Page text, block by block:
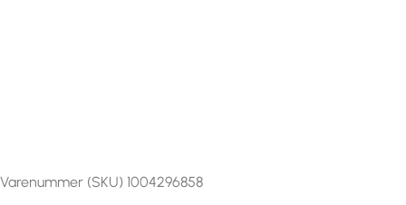
Varenummer (SKU) 1004296858